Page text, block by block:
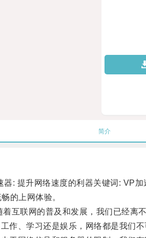
简介
提升网络速度的利器关键词: VP加
的上网体验。
联网的普及和发展，我们已经离不
、学习还是娱乐，网络都是我们不